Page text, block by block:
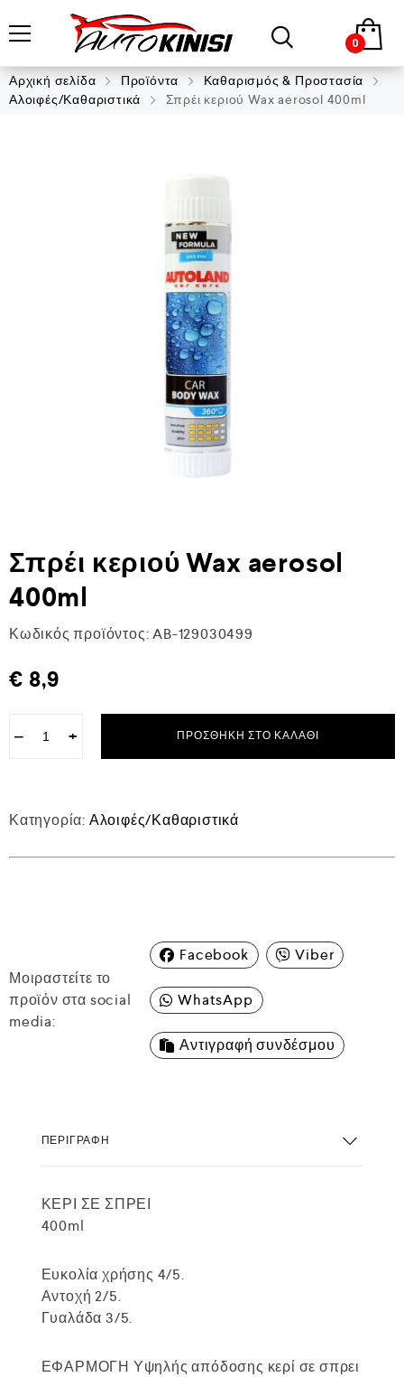
0
Αρχική σελίδα Προϊόντα
Καθαρισμός & Προστασία
Αλοιφές/Καθαριστικά
Σπρέι κεριού Wax aerosol 400ml
Σπρέι κεριού Wax aerosol
400ml
Κωδικός προϊόντος: AB-129030499
€ 8,9
− + ΠΡΟΣΘΉΚΗ ΣΤΟ ΚΑΛΆΘΙ
Κατηγορία: Αλοιφές/Καθαριστικά
Μοιραστείτε το
προϊόν στα social
media:
Facebook Viber
WhatsApp
Αντιγραφή συνδέσμου
ΠΕΡΙΓΡΑΦΉ
ΚΕΡΙ ΣΕ ΣΠΡΕΙ
400ml
Ευκολία χρήσης 4/5.
Αντοχή 2/5.
Γυαλάδα 3/5.
ΕΦΑΡΜΟΓΗ Υψηλής απόδοσης κερί σε σπρει